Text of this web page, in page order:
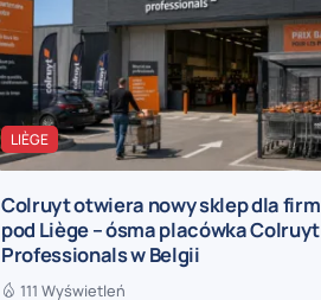
LIÈGE
Colruyt otwiera nowy sklep dla firm
pod Liège – ósma placówka Colruyt
Professionals w Belgii
111 Wyświetleń